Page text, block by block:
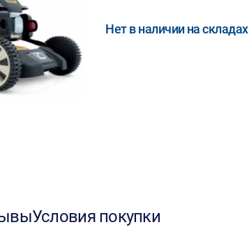
Нет в наличии на складах
Условия покупки